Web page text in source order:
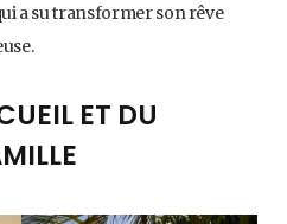
a su transformer son rêve
ET DU